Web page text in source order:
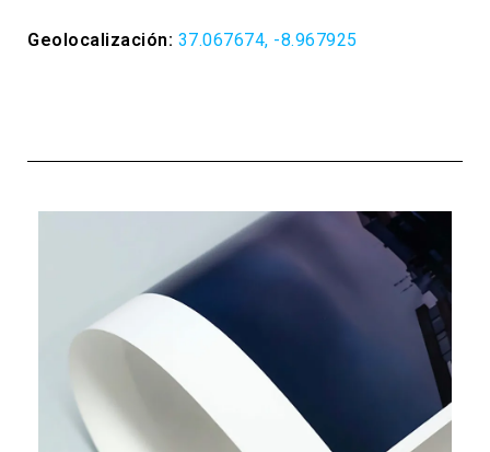
Geolocalización: 37.067674, -8.967925